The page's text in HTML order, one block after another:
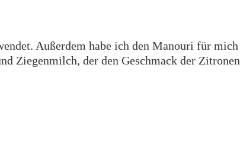
Außerdem habe ich den Manouri für mich
Ziegenmilch, der den Geschmack der Zitronen